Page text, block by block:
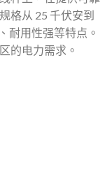
格从 25 千伏安到
耐用性强等特点。
的电力需求。